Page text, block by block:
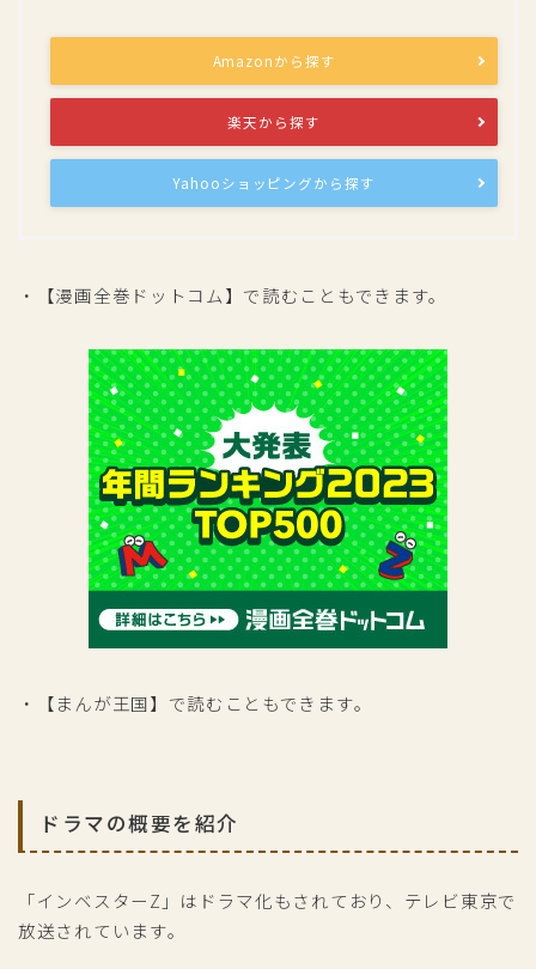
Amazonから探す
楽天から探す
Yahooショッピングから探す
・【漫画全巻ドットコム】で読むこともできます。
・【まんが王国】で読むこともできます。
ドラマの概要を紹介
「インベスターZ」はドラマ化もされており、テレビ東京で
放送されています。